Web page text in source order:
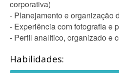
corporativa)
- Planejamento e organização
- Experiência com fotografia e
- Perfil analítico, organizado e
Habilidades: